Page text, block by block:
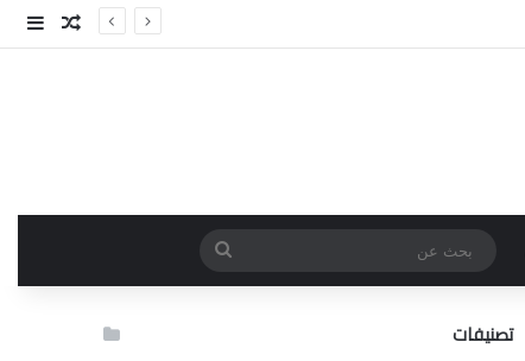
مقال
بحث
عن
تصنيفات